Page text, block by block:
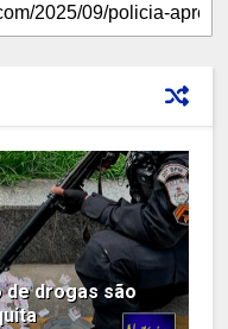
drogas são